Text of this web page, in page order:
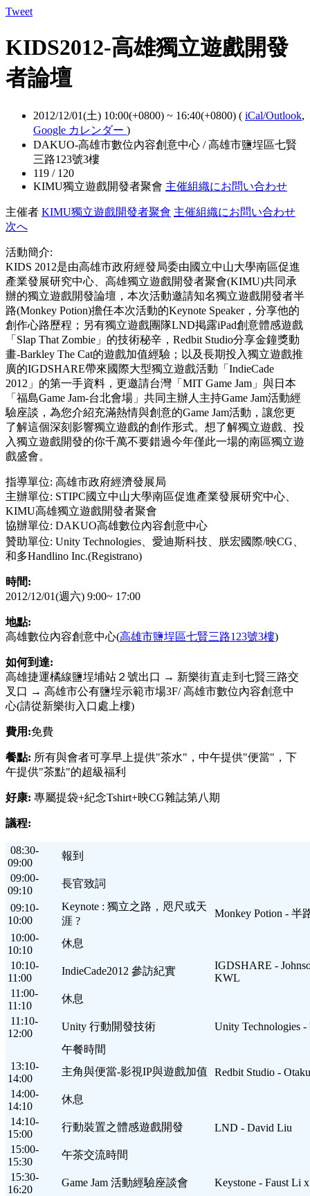
Tweet
KIDS2012-高雄獨立遊戲開發
者論壇
2012/12/01(土) 10:00(+0800) ~ 16:40(+0800) ( iCal/Outlook,
Google カレンダー )
DAKUO-高雄市數位內容創意中心 / 高雄市鹽埕區七賢
三路123號3樓
119 / 120
KIMU獨立遊戲開發者聚會 主催組織にお問い合わせ
主催者 KIMU獨立遊戲開發者聚會 主催組織にお問い合わせ
次へ
活動簡介:
KIDS 2012是由高雄市政府經發局委由國立中山大學南區促進
產業發展研究中心、高雄獨立遊戲開發者聚會(KIMU)共同承
辦的獨立遊戲開發論壇，本次活動邀請知名獨立遊戲開發者半
路(Monkey Potion)擔任本次活動的Keynote Speaker，分享他的
創作心路歷程；另有獨立遊戲團隊LND掲露iPad創意體感遊戲
「Slap That Zombie」的技術秘辛，Redbit Studio分享金鐘獎動
畫-Barkley The Cat的遊戲加值經驗；以及長期投入獨立遊戲推
廣的IGDSHARE帶來國際大型獨立遊戲活動「IndieCade
2012」的第一手資料，更邀請台灣「MIT Game Jam」與日本
「福島Game Jam-台北會場」共同主辦人主持Game Jam活動經
驗座談，為您介紹充滿熱情與創意的Game Jam活動，讓您更
了解這個深刻影響獨立遊戲的創作形式。想了解獨立遊戲、投
入獨立遊戲開發的你千萬不要錯過今年僅此一場的南區獨立遊
戲盛會。
指導單位: 高雄市政府經濟發展局
主辦單位: STIPC國立中山大學南區促進產業發展研究中心、
KIMU高雄獨立遊戲開發者聚會
協辦單位: DAKUO高雄數位內容創意中心
贊助單位: Unity Technologies、愛迪斯科技、 朕宏國際/映CG、
和多Handlino Inc.(Registrano)
時間:
2012/12/01(週六) 9:00~ 17:00
地點:
高雄數位內容創意中心(高雄市鹽埕區七賢三路123號3樓)
如何到達:
高雄捷運橘線鹽埕埔站２號出口 → 新樂街直走到七賢三路交
叉口 → 高雄市公有鹽埕示範市場3F/ 高雄市數位內容創意中
心(請從新樂街入口處上樓)
費用:免費
餐點: 所有與會者可享早上提供"茶水"，中午提供"便當"，下
午提供"茶點"的超級福利
好康: 專屬提袋+紀念Tshirt+映CG雜誌第八期
議程:
08:30-
09:00
報到
09:00-
09:10
長官致詞
09:10-
10:00
Keynote : 獨立之路，咫尺或天
涯 ?
Monkey Potion - 半
10:00-
10:10
休息
10:10-
11:00
IndieCade2012 參訪紀實
IGDSHARE -
KWL
11:00-
11:10
休息
11:10-
12:00
Unity 行動開發技術
Unity Technologies
午餐時間
13:10-
14:00
主角與便當-影視IP與遊戲加值
Redbit Studio -
14:00-
14:10
休息
14:10-
15:00
行動裝置之體感遊戲開發
LND - David Liu
15:00-
15:30
午茶交流時間
15:30-
16:20
Game Jam 活動經驗座談會
Keystone - Faust Li